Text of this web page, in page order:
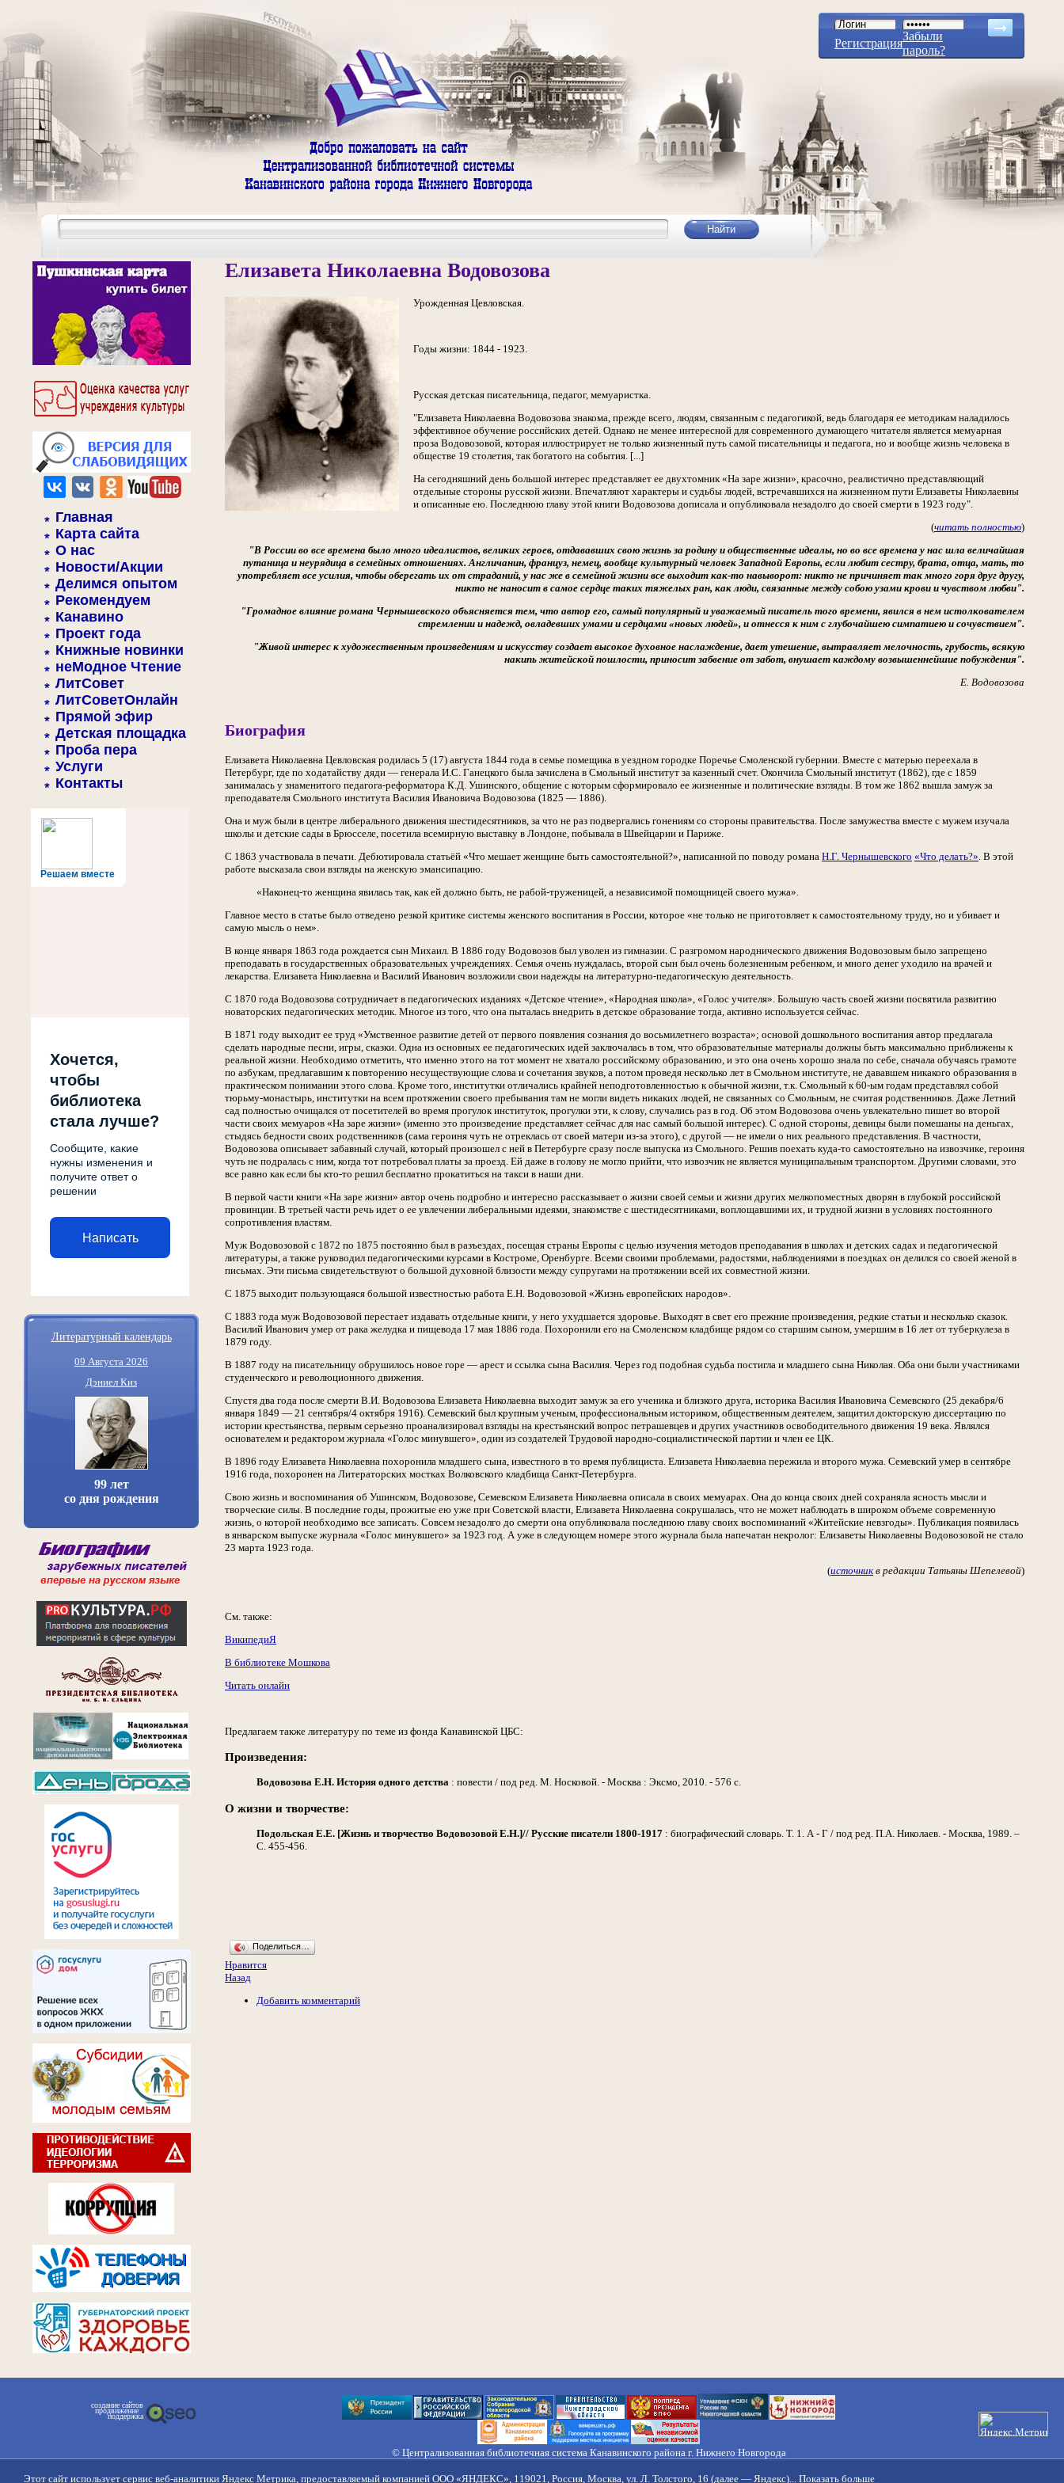
Регистрация
Забыли
пароль?
Главная
Карта сайта
О нас
Новости/Акции
Делимся опытом
Рекомендуем
Канавино
Проект года
Книжные новинки
неМодное Чтение
ЛитСовет
ЛитСоветОнлайн
Прямой эфир
Детская площадка
Проба пера
Услуги
Контакты
Решаем вместе
Хочется,
чтобы
библиотека
стала лучше?
Сообщите, какие
нужны изменения и
получите ответ о
решении
Написать
Литературный календарь
09 Августа 2026
Дэниел Киз
99 лет
со дня рождения
Елизавета Николаевна Водовозова
Урожденная Цевловская.
Годы жизни: 1844 - 1923.
Русская детская писательница, педагог, мемуаристка.
"Елизавета Николаевна Водовозова знакома, прежде всего, людям, связанным с педагогикой, ведь благодаря ее методикам наладилось
эффективное обучение российских детей. Однако не менее интересной для современного думающего читателя является мемуарная
проза Водовозовой, которая иллюстрирует не только жизненный путь самой писательницы и педагога, но и вообще жизнь человека в
обществе 19 столетия, так богатого на события. [...]
На сегодняшний день большой интерес представляет ее двухтомник «На заре жизни», красочно, реалистично представляющий
отдельные стороны русской жизни. Впечатляют характеры и судьбы людей, встречавшихся на жизненном пути Елизаветы Николаевны
и описанные ею. Последнюю главу этой книги Водовозова дописала и опубликовала незадолго до своей смерти в 1923 году".
(читать полностью)
"В России во все времена было много идеалистов, великих героев, отдававших свою жизнь за родину и общественные идеалы, но во все времена у нас шла величайшая
путаница и неурядица в семейных отношениях. Англичанин, француз, немец, вообще культурный человек Западной Европы, если любит сестру, брата, отца, мать, то
употребляет все усилия, чтобы оберегать их от страданий, у нас же в семейной жизни все выходит как-то навыворот: никто не причиняет так много горя друг другу,
никто не наносит в самое сердце таких тяжелых ран, как люди, связанные между собою узами крови и чувством любви".
"Громадное влияние романа Чернышевского объясняется тем, что автор его, самый популярный и уважаемый писатель того времени, явился в нем истолкователем
стремлении и надежд, овладевших умами и сердцами «новых людей», и отнесся к ним с глубочайшею симпатиею и сочувствием".
"Живой интерес к художественным произведениям и искусству создает высокое духовное наслаждение, дает утешение, вытравляет мелочность, грубость, всякую
накипь житейской пошлости, приносит забвение от забот, внушает каждому возвышеннейшие побуждения".
Е. Водовозова
Биография
Елизавета Николаевна Цевловская родилась 5 (17) августа 1844 года в семье помещика в уездном городке Поречье Смоленской губернии. Вместе с матерью переехала в
Петербург, где по ходатайству дяди — генерала И.С. Ганецкого была зачислена в Смольный институт за казенный счет. Окончила Смольный институт (1862), где с 1859
занималась у знаменитого педагога-реформатора К.Д. Ушинского, общение с которым сформировало ее жизненные и политические взгляды. В том же 1862 вышла замуж за
преподавателя Смольного института Василия Ивановича Водовозова (1825 — 1886).
Она и муж были в центре либерального движения шестидесятников, за что не раз подвергались гонениям со стороны правительства. После замужества вместе с мужем изучала
школы и детские сады в Брюсселе, посетила всемирную выставку в Лондоне, побывала в Швейцарии и Париже.
С 1863 участвовала в печати. Дебютировала статьёй «Что мешает женщине быть самостоятельной?», написанной по поводу романа Н.Г. Чернышевского «Что делать?». В этой
работе высказала свои взгляды на женскую эмансипацию.
«Наконец-то женщина явилась так, как ей должно быть, не рабой-труженицей, а независимой помощницей своего мужа».
Главное место в статье было отведено резкой критике системы женского воспитания в России, которое «не только не приготовляет к самостоятельному труду, но и убивает и
самую мысль о нем».
В конце января 1863 года рождается сын Михаил. В 1886 году Водовозов был уволен из гимназии. С разгромом народнического движения Водовозовым было запрещено
преподавать в государственных образовательных учреждениях. Семья очень нуждалась, второй сын был очень болезненным ребенком, и много денег уходило на врачей и
лекарства. Елизавета Николаевна и Василий Иванович возложили свои надежды на литературно-педагогическую деятельность.
С 1870 года Водовозова сотрудничает в педагогических изданиях «Детское чтение», «Народная школа», «Голос учителя». Большую часть своей жизни посвятила развитию
новаторских педагогических методик. Многое из того, что она пыталась внедрить в детское образование тогда, активно используется сейчас.
В 1871 году выходит ее труд «Умственное развитие детей от первого появления сознания до восьмилетнего возраста»; основой дошкольного воспитания автор предлагала
сделать народные песни, игры, сказки. Одна из основных ее педагогических идей заключалась в том, что образовательные материалы должны быть максимально приближены к
реальной жизни. Необходимо отметить, что именно этого на тот момент не хватало российскому образованию, и это она очень хорошо знала по себе, сначала обучаясь грамоте
по азбукам, предлагавшим к повторению несуществующие слова и сочетания звуков, а потом проведя несколько лет в Смольном институте, не дававшем никакого образования в
практическом понимании этого слова. Кроме того, институтки отличались крайней неподготовленностью к обычной жизни, т.к. Смольный к 60-ым годам представлял собой
тюрьму-монастырь, институтки на всем протяжении своего пребывания там не могли видеть никаких людей, не связанных со Смольным, не считая родственников. Даже Летний
сад полностью очищался от посетителей во время прогулок институток, прогулки эти, к слову, случались раз в год. Об этом Водовозова очень увлекательно пишет во второй
части своих мемуаров «На заре жизни» (именно это произведение представляет сейчас для нас самый большой интерес). С одной стороны, девицы были помешаны на деньгах,
стыдясь бедности своих родственников (сама героиня чуть не отреклась от своей матери из-за этого), с другой — не имели о них реального представления. В частности,
Водовозова описывает забавный случай, который произошел с ней в Петербурге сразу после выпуска из Смольного. Решив поехать куда-то самостоятельно на извозчике, героиня
чуть не подралась с ним, когда тот потребовал платы за проезд. Ей даже в голову не могло прийти, что извозчик не является муниципальным транспортом. Другими словами, это
все равно как если бы кто-то решил бесплатно прокатиться на такси в наши дни.
В первой части книги «На заре жизни» автор очень подробно и интересно рассказывает о жизни своей семьи и жизни других мелкопоместных дворян в глубокой российской
провинции. В третьей части речь идет о ее увлечении либеральными идеями, знакомстве с шестидесятниками, воплощавшими их, и трудной жизни в условиях постоянного
сопротивления властям.
Муж Водовозовой с 1872 по 1875 постоянно был в разъездах, посещая страны Европы с целью изучения методов преподавания в школах и детских садах и педагогической
литературы, а также руководил педагогическими курсами в Костроме, Оренбурге. Всеми своими проблемами, радостями, наблюдениями в поездках он делился со своей женой в
письмах. Эти письма свидетельствуют о большой духовной близости между супругами на протяжении всей их совместной жизни.
С 1875 выходит пользующаяся большой известностью работа Е.Н. Водовозовой «Жизнь европейских народов».
С 1883 года муж Водовозовой перестает издавать отдельные книги, у него ухудшается здоровье. Выходят в свет его прежние произведения, редкие статьи и несколько сказок.
Василий Иванович умер от рака желудка и пищевода 17 мая 1886 года. Похоронили его на Смоленском кладбище рядом со старшим сыном, умершим в 16 лет от туберкулеза в
1879 году.
В 1887 году на писательницу обрушилось новое горе — арест и ссылка сына Василия. Через год подобная судьба постигла и младшего сына Николая. Оба они были участниками
студенческого и революционного движения.
Спустя два года после смерти В.И. Водовозова Елизавета Николаевна выходит замуж за его ученика и близкого друга, историка Василия Ивановича Семевского (25 декабря/6
января 1849 — 21 сентября/4 октября 1916). Семевский был крупным ученым, профессиональным историком, общественным деятелем, защитил докторскую диссертацию по
истории крестьянства, первым серьезно проанализировал взгляды на крестьянский вопрос петрашевцев и других участников освободительного движения 19 века. Являлся
основателем и редактором журнала «Голос минувшего», один из создателей Трудовой народно-социалистической партии и член ее ЦК.
В 1896 году Елизавета Николаевна похоронила младшего сына, известного в то время публициста. Елизавета Николаевна пережила и второго мужа. Семевский умер в сентябре
1916 года, похоронен на Литераторских мостках Волковского кладбища Санкт-Петербурга.
Свою жизнь и воспоминания об Ушинском, Водовозове, Семевском Елизавета Николаевна описала в своих мемуарах. Она до конца своих дней сохраняла ясность мысли и
творческие силы. В последние годы, прожитые ею уже при Советской власти, Елизавета Николаевна сокрушалась, что не может наблюдать в широком объеме современную
жизнь, о которой необходимо все записать. Совсем незадолго до смерти она опубликовала последнюю главу своих воспоминаний «Житейские невзгоды». Публикация появилась
в январском выпуске журнала «Голос минувшего» за 1923 год. А уже в следующем номере этого журнала была напечатан некролог: Елизаветы Николаевны Водовозовой не стало
23 марта 1923 года.
(источник в редакции Татьяны Шепелевой)
См. также:
ВикипедиЯ
В библиотеке Мошкова
Читать онлайн
Предлагаем также литературу по теме из фонда Канавинской ЦБС:
Произведения:
Водовозова Е.Н. История одного детства : повести / под ред. М. Носковой. - Москва : Эксмо, 2010. - 576 с.
О жизни и творчестве:
Подольская Е.Е. [Жизнь и творчество Водовозовой Е.Н.]// Русские писатели 1800-1917 : биографический словарь. Т. 1. А - Г / под ред. П.А. Николаев. - Москва, 1989. –
С. 455-456.
Поделиться…
Нравится
Назад
Добавить комментарий
создание сайтов
продвижение
поддержка
© Централизованная библиотечная система Канавинского района г. Нижнего Новгорода
Правила обработки персональных данных
Этот сайт использует сервис веб-аналитики Яндекс Метрика, предоставляемый компанией ООО «ЯНДЕКС», 119021, Россия, Москва, ул. Л. Толстого, 16 (далее — Яндекс)... Показать больше